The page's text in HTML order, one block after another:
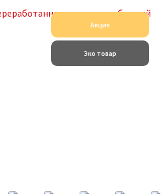
Акция
Эко товар